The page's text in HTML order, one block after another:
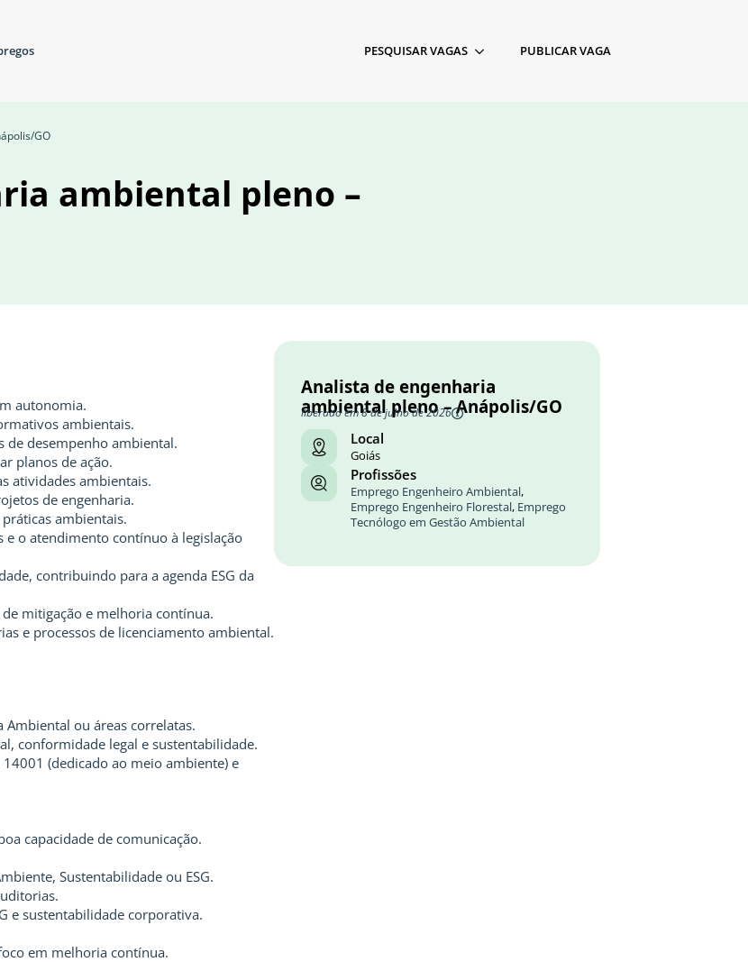
PESQUISAR VAGAS PUBLICAR VAGA
GO
ambiental pleno –
autonomia.
ambientais.
de desempenho ambiental.
planos de ação.
atividades ambientais.
de engenharia.
ambientais.
o atendimento contínuo à legislação
contribuindo para a agenda ESG da
mitigação e melhoria contínua.
e processos de licenciamento ambiental.
ou áreas correlatas.
conformidade legal e sustentabilidade.
(dedicado ao meio ambiente) e
capacidade de comunicação.
Sustentabilidade ou ESG.
e sustentabilidade corporativa.
em melhoria contínua.
Analista de engenharia
ambiental pleno – Anápolis/GO
liberado em 8 de julho de 2026
Local
Goiás
Profissões
Emprego Engenheiro Ambiental,
Emprego Engenheiro Florestal, Emprego
Tecnólogo em Gestão Ambiental